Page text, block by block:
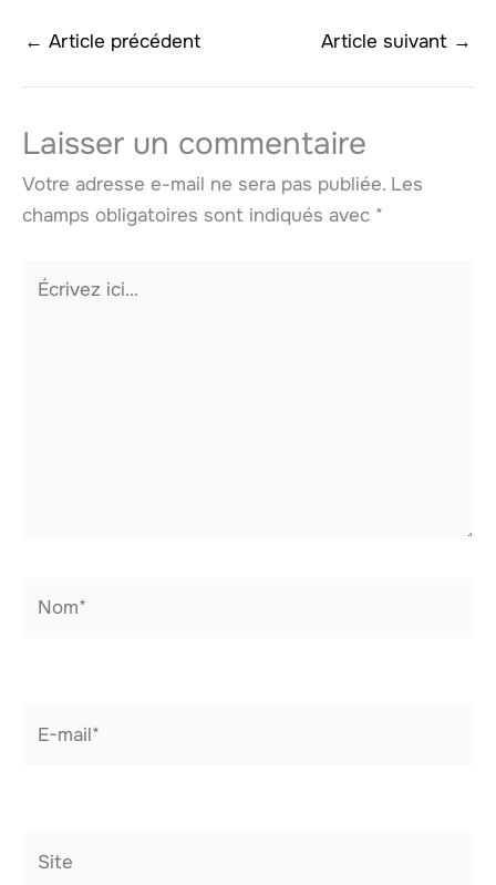
← Article précédent Article suivant →
Laisser un commentaire
Votre adresse e-mail ne sera pas publiée. Les
champs obligatoires sont indiqués avec *
Écrivez